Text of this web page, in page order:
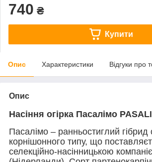
740 ₴
Купити
Опис Характеристики Відгуки про
Опис
Насіння огірка Пасалімо
Пасалімо – ранньостиглий гібрид
корнішонного типу, що
селекційно-насінницькою